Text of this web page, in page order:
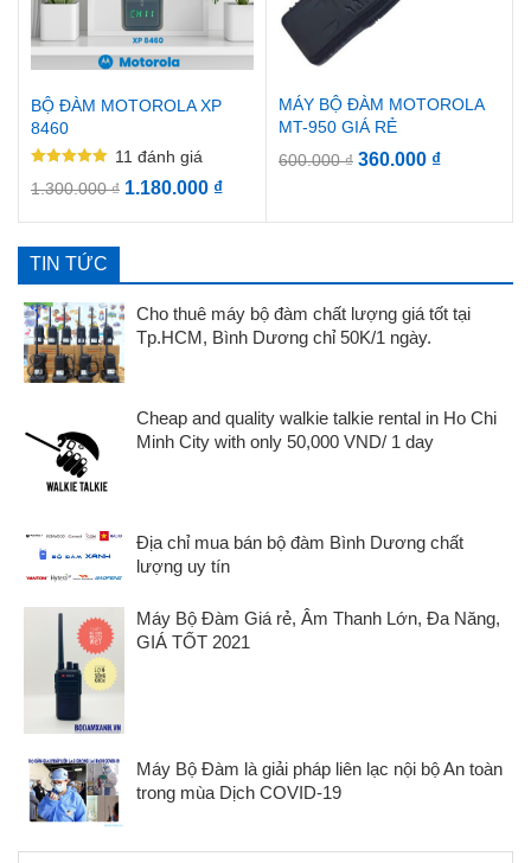
BỘ ĐÀM MOTOROLA XP
8460
hạng
5 sao
11 đánh giá
1.300.000₫ 1.180.000 ₫
MÁY BỘ ĐÀM MOTOROLA
MT-950 GIÁ RẺ
600.000₫ 360.000 ₫
TIN TỨC
Cho thuê máy bộ đàm chất lượng giá tốt tại
Tp.HCM, Bình Dương chỉ 50K/1 ngày.
Cheap and quality walkie talkie rental in Ho Chi
Minh City with only 50,000 VND/ 1 day
Địa chỉ mua bán bộ đàm Bình Dương chất
lượng uy tín
Máy Bộ Đàm Giá rẻ, Âm Thanh Lớn, Đa Năng,
GIÁ TỐT 2021
Máy Bộ Đàm là giải pháp liên lạc nội bộ An toàn
trong mùa Dịch COVID-19